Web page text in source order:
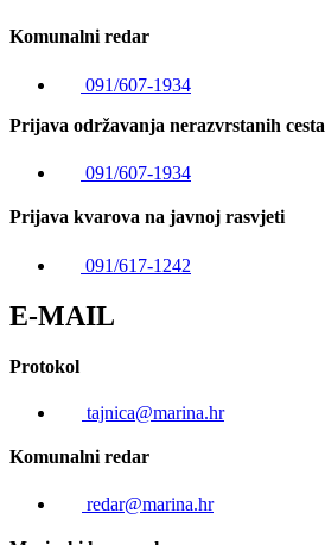
Komunalni redar
091/607-1934
Prijava održavanja nerazvrstanih cesta
091/607-1934
Prijava kvarova na javnoj rasvjeti
091/617-1242
E-MAIL
Protokol
tajnica@marina.hr
Komunalni redar
redar@marina.hr